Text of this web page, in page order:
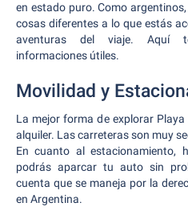
en estado puro. Como
cosas diferentes a lo que estás
aventuras del viaje. Aquí
informaciones útiles.
Movilidad y
La mejor forma de explorar
alquiler. Las carreteras son muy
En cuanto al estacionamiento,
podrás aparcar tu auto sin
cuenta que se maneja por la
en Argentina.